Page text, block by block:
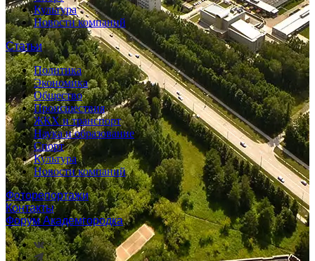
Культура
Новости компаний
Статьи
Политика
Экономика
Общество
Происшествия
ЖКХ и транспорт
Наука и образование
Спорт
Культура
Новости компаний
Фоторепортажи
Контакты
Форум Академгородка